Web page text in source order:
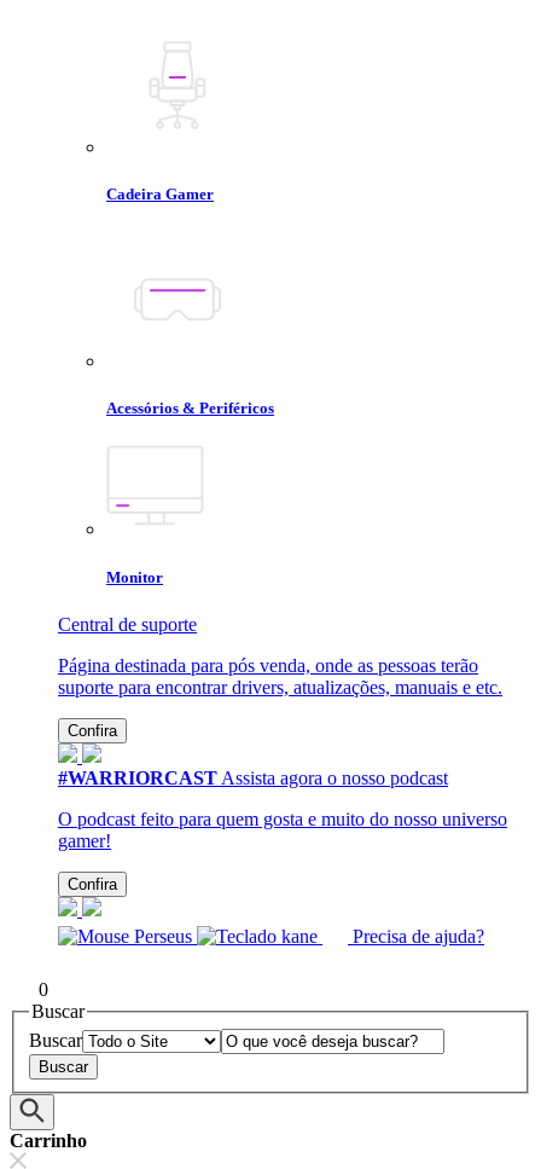
Cadeira Gamer
Acessórios & Periféricos
Monitor
Central de suporte
Página destinada para pós venda, onde as pessoas terão
suporte para encontrar drivers, atualizações, manuais e etc.
Confira
#WARRIORCAST Assista agora o nosso podcast
O podcast feito para quem gosta e muito do nosso universo
gamer!
Confira
Precisa de ajuda?
0
Buscar
Buscar
Carrinho